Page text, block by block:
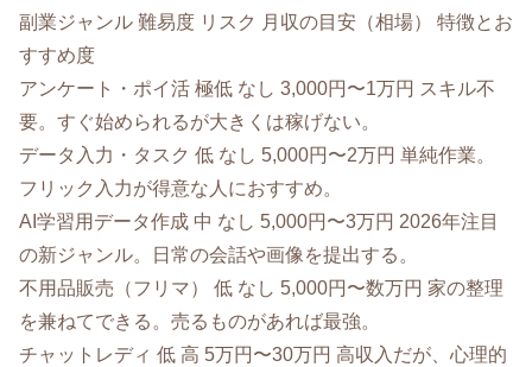
副業ジャンル 難易度 リスク 月収の目安（相場） 特徴とお
すすめ度
アンケート・ポイ活 極低 なし 3,000円〜1万円 スキル不
要。すぐ始められるが大きくは稼げない。
データ入力・タスク 低 なし 5,000円〜2万円 単純作業。
フリック入力が得意な人におすすめ。
AI学習用データ作成 中 なし 5,000円〜3万円 2026年注目
の新ジャンル。日常の会話や画像を提出する。
不用品販売（フリマ） 低 なし 5,000円〜数万円 家の整理
を兼ねてできる。売るものがあれば最強。
チャットレディ 低 高 5万円〜30万円 高収入だが、心理的